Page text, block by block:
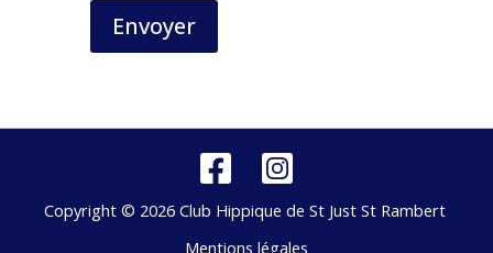
Envoyer
Copyright © 2026 Club Hippique de St Just St Rambert
Mentions légales